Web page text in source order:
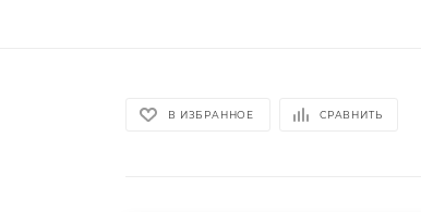
В ИЗБРАННОЕ СРАВНИТЬ